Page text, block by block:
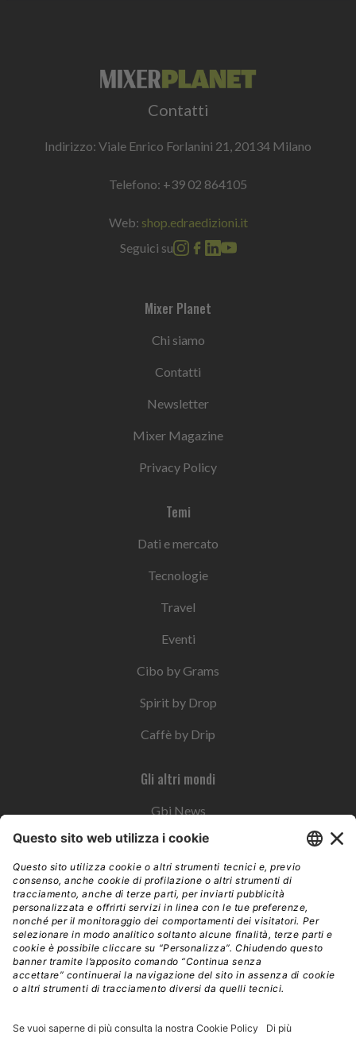
Contatti
Indirizzo: Viale Enrico Forlanini 21, 20134 Milano
Telefono: +39 02 864105
Web: shop.edraedizioni.it
Seguici su
Mixer Planet
Chi siamo
Contatti
Newsletter
Mixer Magazine
Privacy Policy
Temi
Dati e mercato
Tecnologie
Travel
Eventi
Cibo by Grams
Spirit by Drop
Caffè by Drip
Gli altri mondi
Gbi News
Instoremag
Esplora il gruppo
Edra Edizioni
Edizioni LSWR
LSWR Group